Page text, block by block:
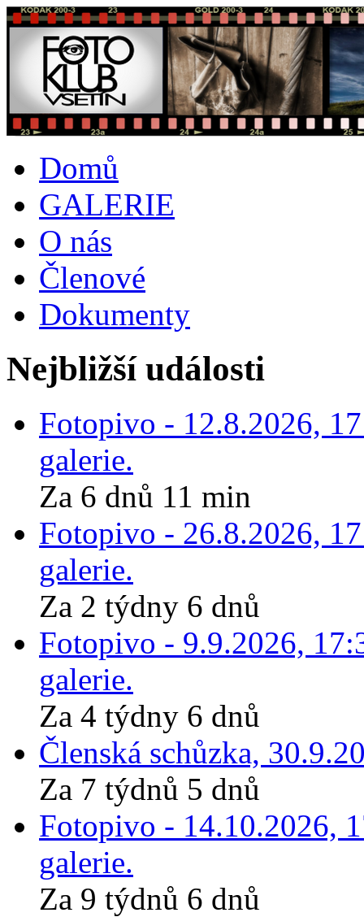
Domů
GALERIE
O nás
Členové
Dokumenty
Nejbližší události
Fotopivo - 12.8.2026,
galerie.
Za 6 dnů 11 min
Fotopivo - 26.8.2026,
galerie.
Za 2 týdny 6 dnů
Fotopivo - 9.9.2026,
galerie.
Za 4 týdny 6 dnů
Členská schůzka,
Za 7 týdnů 5 dnů
Fotopivo - 14.10.2026,
galerie.
Za 9 týdnů 6 dnů